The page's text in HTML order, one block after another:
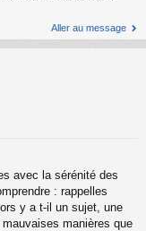
Aller au message
avec la sérénité des
: rappelles
y a t-il un sujet, une
manières que